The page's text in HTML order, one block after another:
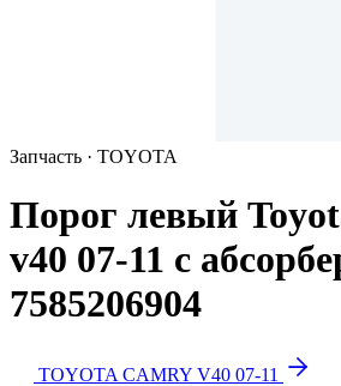
Запчасть · TOYOTA
Порог левый
v40 07-11 с
7585206904
TOYOTA CAMRY V40 07-11